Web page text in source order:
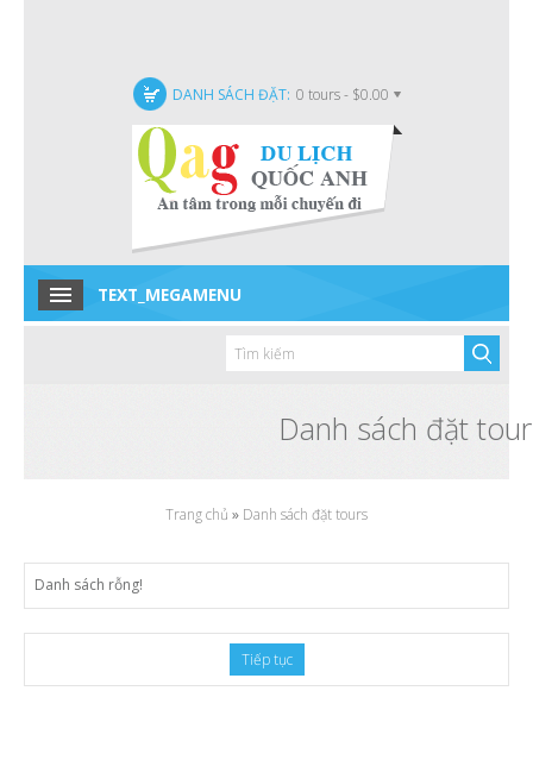
DANH SÁCH ĐẶT: 0 tours - $0.00
TEXT_MEGAMENU
Trang chủ » Danh sách đặt tours
Danh sách đặt
Danh sách rỗng!
Tiếp tục